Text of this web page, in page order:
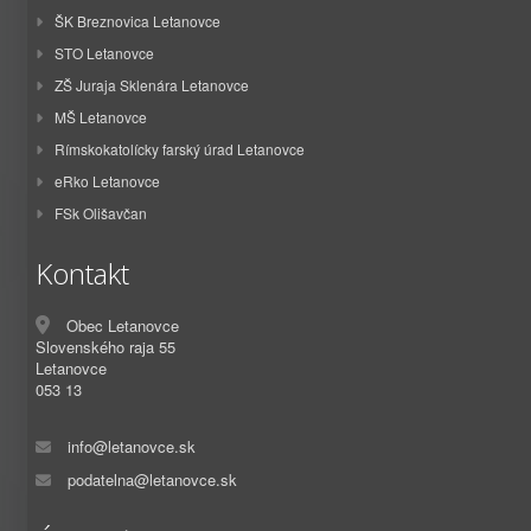
ŠK Breznovica Letanovce
STO Letanovce
ZŠ Juraja Sklenára Letanovce
MŠ Letanovce
Rímskokatolícky farský úrad Letanovce
eRko Letanovce
FSk Olišavčan
Kontakt
Obec Letanovce
Slovenského raja 55
Letanovce
053 13
info@letanovce.sk
podatelna@letanovce.sk